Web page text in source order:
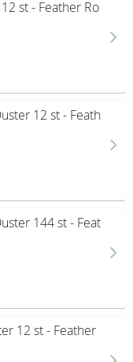
st - Feather Ro
12 st - Feath
144 st - Feat
12 st - Feather